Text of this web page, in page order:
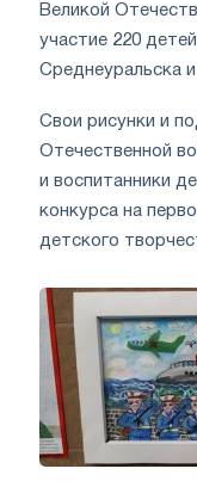
Великой
участие 220
Среднеуральска
Свои рисунки и
Отечественной
и воспитанники
конкурса на
детского